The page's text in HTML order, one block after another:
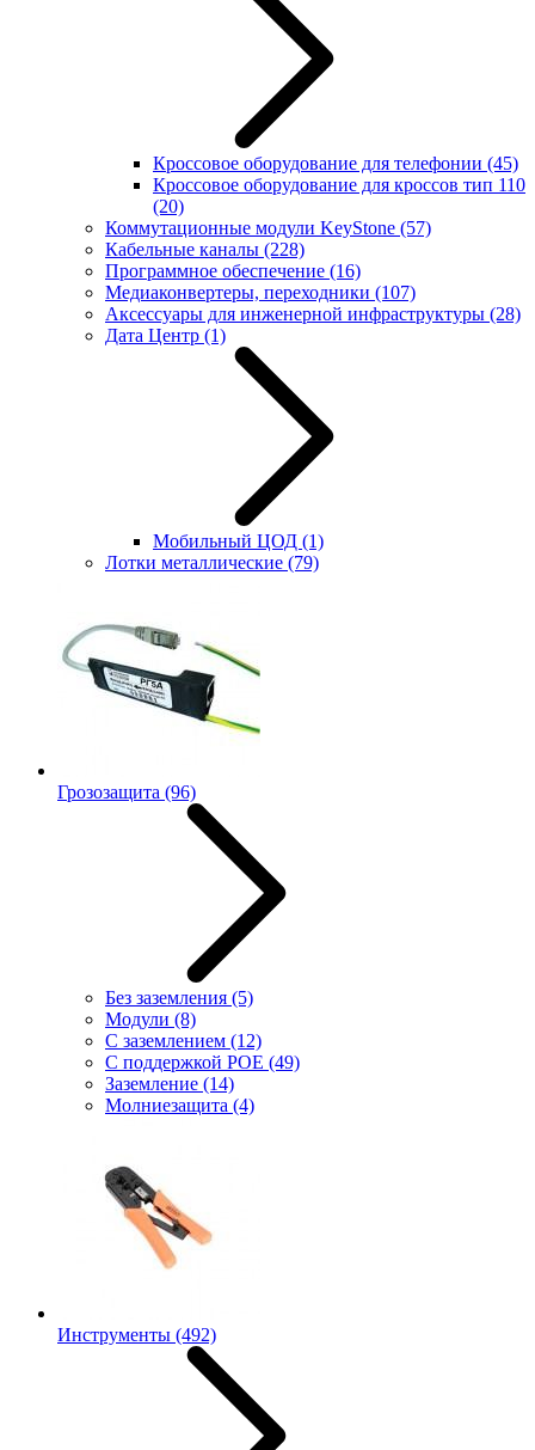
Кроссовое оборудование для телефонии (45)
Кроссовое оборудование для кроссов тип 110
(20)
Коммутационные модули KeyStone (57)
Кабельные каналы (228)
Программное обеспечение (16)
Медиаконвертеры, переходники (107)
Аксессуары для инженерной инфраструктуры (28)
Дата Центр (1)
Мобильный ЦОД (1)
Лотки металлические (79)
Грозозащита (96)
Без заземления (5)
Модули (8)
С заземлением (12)
С поддержкой POE (49)
Заземление (14)
Молниезащита (4)
Инструменты (492)